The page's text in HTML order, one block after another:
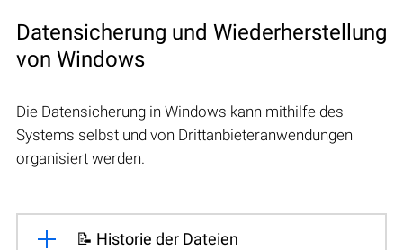
Datensicherung und Wiederherstellung
von Windows
Die Datensicherung in Windows kann mithilfe des
Systems selbst und von Drittanbieteranwendungen
organisiert werden.
📝 Historie der Dateien